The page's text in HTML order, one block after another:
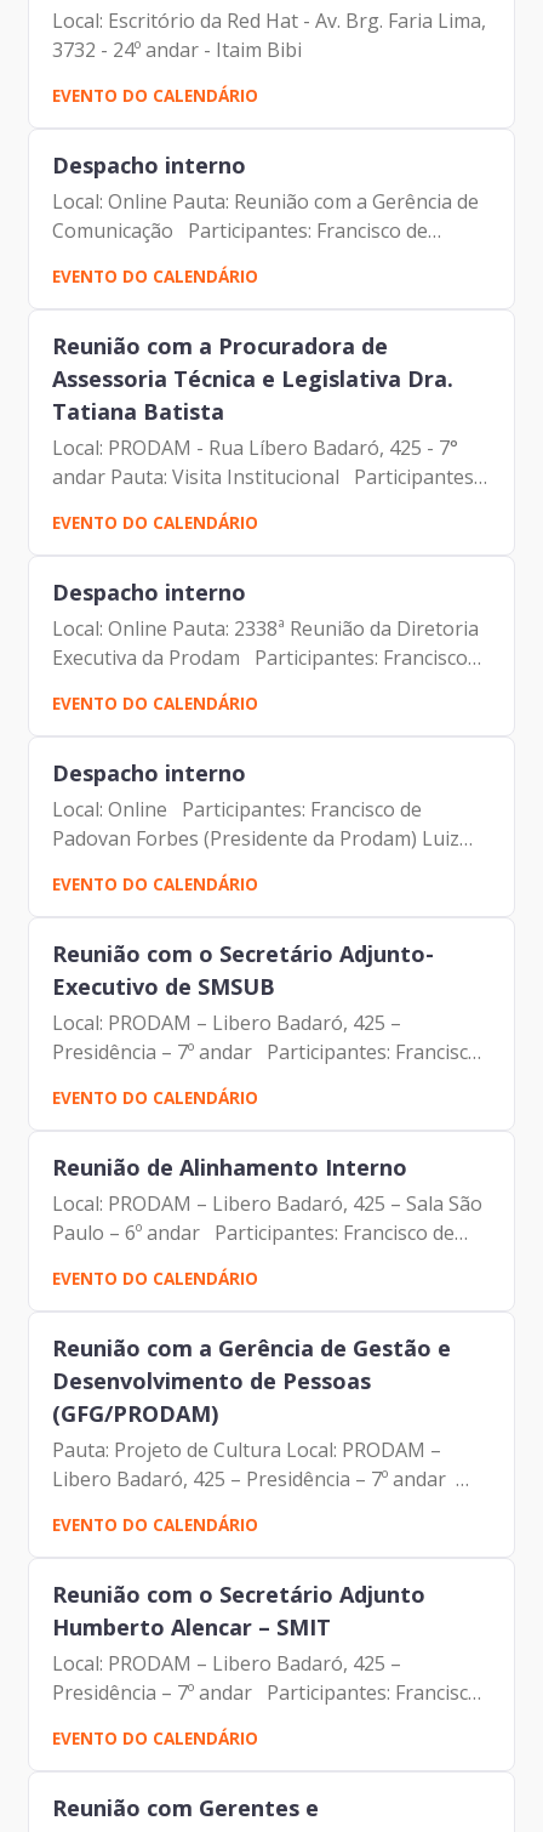
Local: Escritório da Red Hat - Av. Brg. Faria Lima,
3732 - 24º andar - Itaim Bibi
EVENTO DO CALENDÁRIO
Despacho interno
Local: Online Pauta: Reunião com a Gerência de
Comunicação Participantes: Francisco de
Padovan Forbes (Presidente da Prodam)
Marcelo Pietragalla (Gerente de Comunicação
Institucional)
EVENTO DO CALENDÁRIO
Reunião com a Procuradora de
Assessoria Técnica e Legislativa Dra.
Tatiana Batista
Local: PRODAM - Rua Líbero Badaró, 425 - 7°
andar Pauta: Visita Institucional Participantes:
Francisco de Padovan Forbes (Presidente da
Prodam) Tatiana Batista (Procuradora)
EVENTO DO CALENDÁRIO
Despacho interno
Local: Online Pauta: 2338ª Reunião da Diretoria
Executiva da Prodam Participantes: Francisco
de Padovan Forbes (Presidente da Prodam)
Benício Alves Teixeira (Diretor de Participação)
Elias Fares...
EVENTO DO CALENDÁRIO
Despacho interno
Local: Online Participantes: Francisco de
Padovan Forbes (Presidente da Prodam) Luiz
Otávio Oliveira Campos – (Gerente de
Planejamento e Controle Financeiro – Prodam)
Marcelo Del Bosco – Assessor...
EVENTO DO CALENDÁRIO
Reunião com o Secretário Adjunto-
Executivo de SMSUB
Local: PRODAM – Libero Badaró, 425 –
Presidência – 7º andar Participantes: Francisco
de Padovan Forbes (Presidente da Prodam)
Osmário Ferreira da Silva – Secretário Adjunto-
Executivo de SMSUB...
EVENTO DO CALENDÁRIO
Reunião de Alinhamento Interno
Local: PRODAM – Libero Badaró, 425 – Sala São
Paulo – 6º andar Participantes: Francisco de
Padovan Forbes – Presidente da Prodam
Membros da Equipes DDS | DRM
EVENTO DO CALENDÁRIO
Reunião com a Gerência de Gestão e
Desenvolvimento de Pessoas
(GFG/PRODAM)
Pauta: Projeto de Cultura Local: PRODAM –
Libero Badaró, 425 – Presidência – 7º andar
Francisco de Padovan Forbes – Presidente da
Prodam Fabiana Silva Brito – Gerente de Gestão
e Desenvolvimento...
EVENTO DO CALENDÁRIO
Reunião com o Secretário Adjunto
Humberto Alencar – SMIT
Local: PRODAM – Libero Badaró, 425 –
Presidência – 7º andar Participantes: Francisco
de Padovan Forbes – Presidente da PRODAM
Humberto de Alencar Pizza da Silva – Secretário
Adjunto de SMIT Luigi...
EVENTO DO CALENDÁRIO
Reunião com Gerentes e